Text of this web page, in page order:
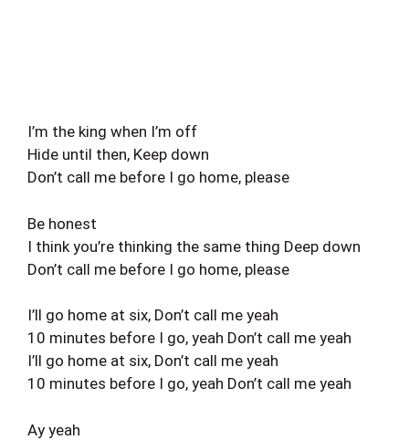
I’m the king when I’m off
Hide until then, Keep down
Don’t call me before I go home, please
Be honest
I think you’re thinking the same thing Deep down
Don’t call me before I go home, please
I’ll go home at six, Don’t call me yeah
10 minutes before I go, yeah Don’t call me yeah
I’ll go home at six, Don’t call me yeah
10 minutes before I go, yeah Don’t call me yeah
Ay yeah